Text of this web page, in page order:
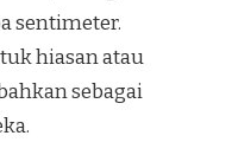
sentimeter.
hiasan atau
sebagai